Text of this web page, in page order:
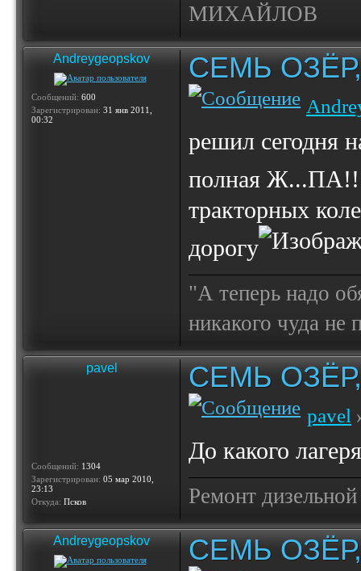
МИХАЙЛОВ
Andreygeopskov
Сообщений: 600
Зарегистрирован: 31 янв 2011,
00:32
СЕМЬ
решил сегодня
полная
тракторных
дорогу
"А теперь надо
никакого чуда
pavel
Сообщений: 1304
Зарегистрирован: 05 мар 2010,
23:13
Откуда: Псков
СЕМЬ
pavel
До какого
Ремонт
Andreygeopskov СЕМЬ